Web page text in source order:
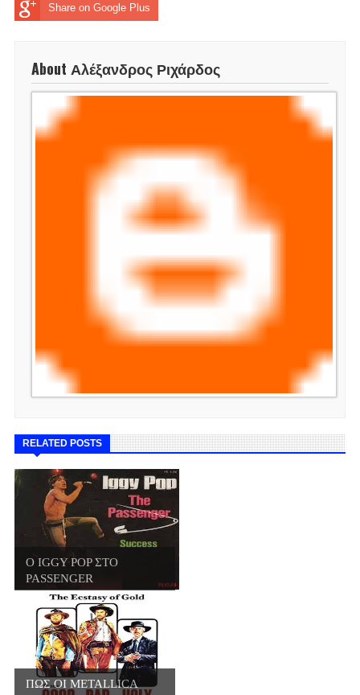
Share on Google Plus
About Αλέξανδρος Ριχάρδος
RELATED POSTS
Ο IGGY POP ΣΤΟ
PASSENGER
ΠΕΡΙΓΡΑΦΕΙ...
ΠΩΣ ΟΙ METALLICA